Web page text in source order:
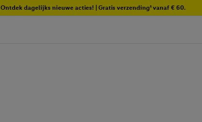
Ontdek dagelijks nieuwe acties! | Gratis verzending¹ vanaf € 60.